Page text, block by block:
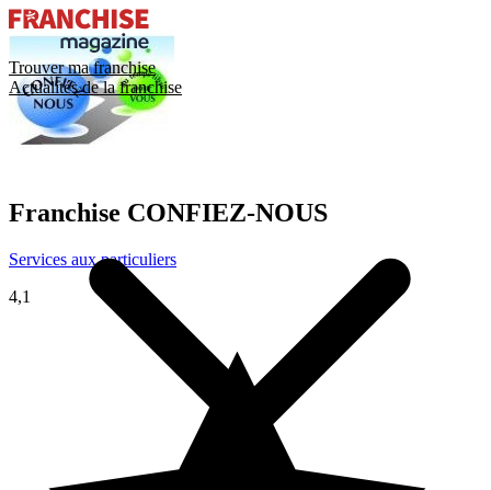
Trouver ma franchise
Actualités de la franchise
Franchise CONFIEZ-NOUS
Services aux particuliers
4,1